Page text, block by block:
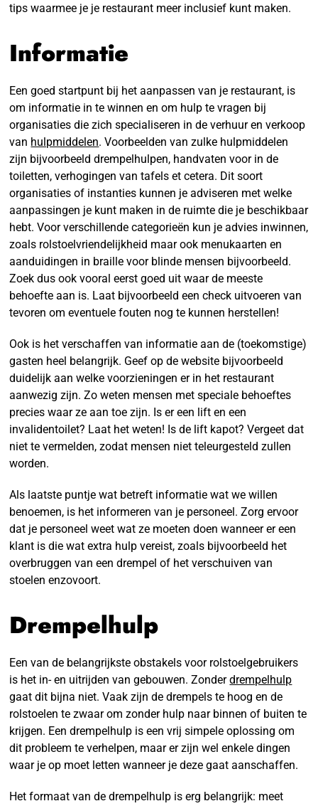
tips waarmee je je restaurant meer inclusief kunt maken.
Informatie
Een goed startpunt bij het aanpassen van je restaurant, is
om informatie in te winnen en om hulp te vragen bij
organisaties die zich specialiseren in de verhuur en verkoop
van hulpmiddelen. Voorbeelden van zulke hulpmiddelen
zijn bijvoorbeeld drempelhulpen, handvaten voor in de
toiletten, verhogingen van tafels et cetera. Dit soort
organisaties of instanties kunnen je adviseren met welke
aanpassingen je kunt maken in de ruimte die je beschikbaar
hebt. Voor verschillende categorieën kun je advies inwinnen,
zoals rolstoelvriendelijkheid maar ook menukaarten en
aanduidingen in braille voor blinde mensen bijvoorbeeld.
Zoek dus ook vooral eerst goed uit waar de meeste
behoefte aan is. Laat bijvoorbeeld een check uitvoeren van
tevoren om eventuele fouten nog te kunnen herstellen!
Ook is het verschaffen van informatie aan de (toekomstige)
gasten heel belangrijk. Geef op de website bijvoorbeeld
duidelijk aan welke voorzieningen er in het restaurant
aanwezig zijn. Zo weten mensen met speciale behoeftes
precies waar ze aan toe zijn. Is er een lift en een
invalidentoilet? Laat het weten! Is de lift kapot? Vergeet dat
niet te vermelden, zodat mensen niet teleurgesteld zullen
worden.
Als laatste puntje wat betreft informatie wat we willen
benoemen, is het informeren van je personeel. Zorg ervoor
dat je personeel weet wat ze moeten doen wanneer er een
klant is die wat extra hulp vereist, zoals bijvoorbeeld het
overbruggen van een drempel of het verschuiven van
stoelen enzovoort.
Drempelhulp
Een van de belangrijkste obstakels voor rolstoelgebruikers
is het in- en uitrijden van gebouwen. Zonderdrempelhulp
gaat dit bijna niet. Vaak zijn de drempels te hoog en de
rolstoelen te zwaar om zonder hulp naar binnen of buiten te
krijgen. Een drempelhulp is een vrij simpele oplossing om
dit probleem te verhelpen, maar er zijn wel enkele dingen
waar je op moet letten wanneer je deze gaat aanschaffen.
Het formaat van de drempelhulp is erg belangrijk: meet